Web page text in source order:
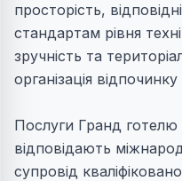
просторість,
стандартам рівня
зручність та
організація
Послуги Гранд
відповідають
супровід